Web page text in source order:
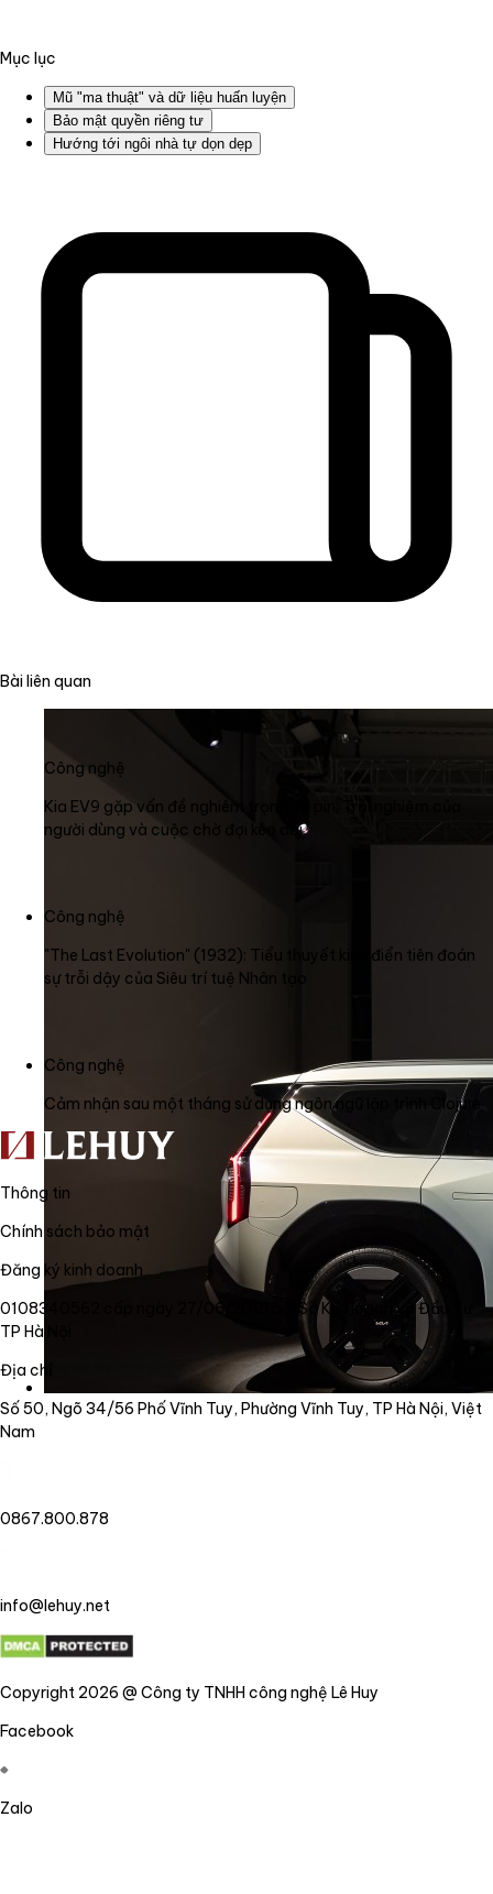
Mục lục
Mũ "ma thuật" và dữ liệu huấn luyện
Bảo mật quyền riêng tư
Hướng tới ngôi nhà tự dọn dẹp
Bài liên quan
Công nghệ
Kia EV9 gặp vấn đề nghiêm trọng về pin: Trải nghiệm của
người dùng và cuộc chờ đợi kéo dài
Công nghệ
"The Last Evolution" (1932): Tiểu thuyết kinh điển tiên đoán
sự trỗi dậy của Siêu trí tuệ Nhân tạo
Công nghệ
Cảm nhận sau một tháng sử dụng ngôn ngữ lập trình Clojure
Thông tin
Chính sách bảo mật
Đăng ký kinh doanh
0108340562 cấp ngày 27/06/2018 bởi Sở Kế Hoạch và Đầu Tư
TP Hà Nội
Địa chỉ
Số 50, Ngõ 34/56 Phố Vĩnh Tuy, Phường Vĩnh Tuy, TP Hà Nội, Việt
Nam
0867.800.878
info@lehuy.net
Copyright 2026 @ Công ty TNHH công nghệ Lê Huy
Facebook
Zalo